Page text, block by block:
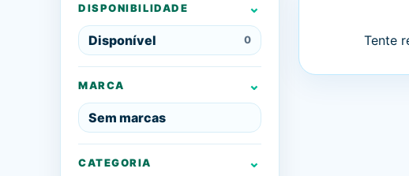
DISPONIBILIDADE
Disponível 0
MARCA
Sem marcas
CATEGORIA
Tente